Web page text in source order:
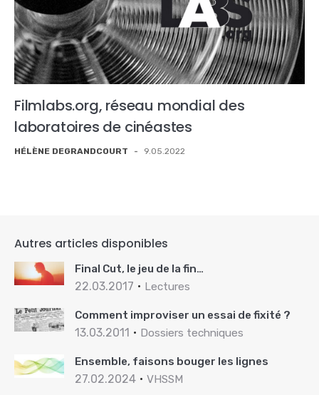
Filmlabs.org, réseau mondial des
laboratoires de cinéastes
HÉLÈNE DEGRANDCOURT - 9.05.2022
Autres articles disponibles
Final Cut, le jeu de la fin…
22.03.2017 Lectures
Comment improviser un essai de fixité ?
13.03.2011 Dossiers techniques
Ensemble, faisons bouger les lignes
27.02.2024 VHSSM